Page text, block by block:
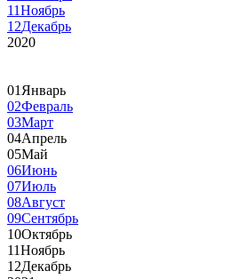
11Ноябрь
12Декабрь
2020
01 Январь
02Февраль
03Март
04Апрель
05Май
06Июнь
07Июль
08Август
09Сентябрь
10Октябрь
11Ноябрь
12Декабрь